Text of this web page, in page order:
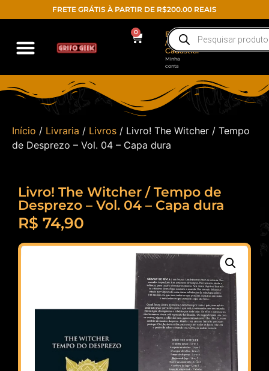
FRETE GRÁTIS À PARTIR DE R$200.00 REAIS
0
Entrar
/
Cadastrar
Minha
conta
Início / Livraria / Livros / Livro! The Witcher / Tempo
de Desprezo – Vol. 04 – Capa dura
Livro! The Witcher / Tempo de
Desprezo – Vol. 04 – Capa dura
R$ 74,90